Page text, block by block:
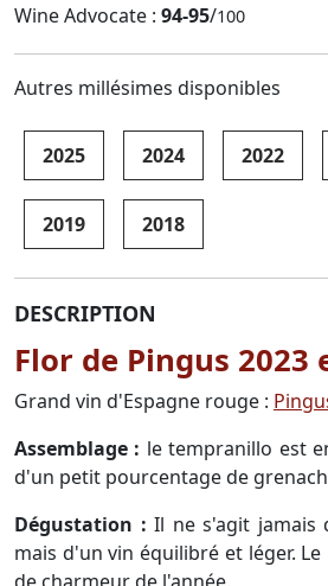
Wine Advocate : 94-95/100
Autres millésimes disponibles
2025 2024 2022
2019 2018
DESCRIPTION
Flor de Pingus 2023
Grand vin d'Espagne rouge :
Assemblage : le tempranillo est
d'un petit pourcentage de
Dégustation : Il ne s'agit jamais
mais d'un vin équilibré et léger.